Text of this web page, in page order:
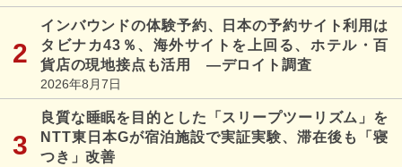
インバウンドの体験予約、日本の予約サイト利用は
タビナカ43％、海外サイトを上回る、ホテル・百
貨店の現地接点も活用 ―デロイト調査
2026年8月7日
良質な睡眠を目的とした「スリープツーリズム」を
NTT東日本Gが宿泊施設で実証実験、滞在後も「寝
つき」改善